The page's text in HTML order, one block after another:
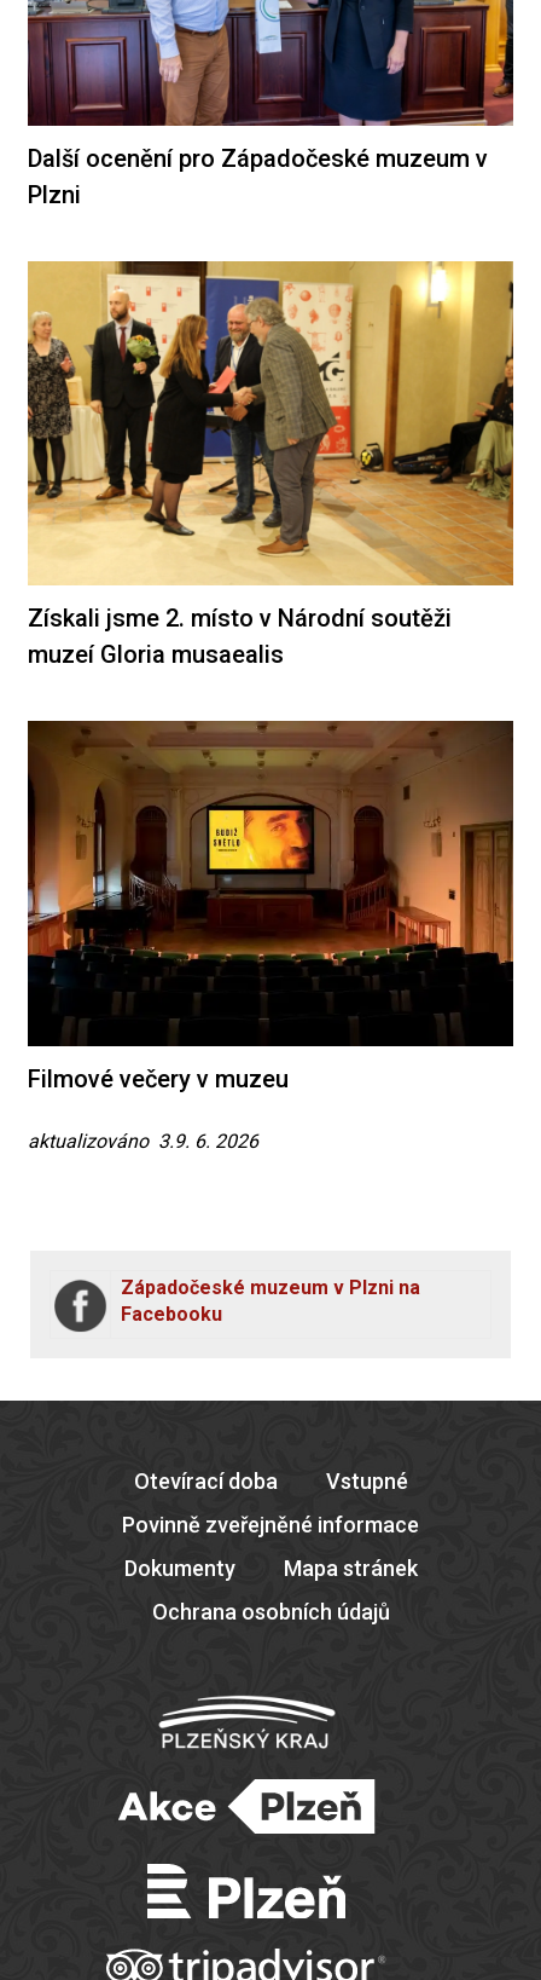
Další ocenění pro Západočeské muzeum v
Plzni
Získali jsme 2. místo v Národní soutěži
muzeí Gloria musaealis
Filmové večery v muzeu
aktualizováno 3.9. 6. 2026
Západočeské muzeum v Plzni na
Facebooku
Otevírací doba
Vstupné
Povinně zveřejněné informace
Dokumenty
Mapa stránek
Ochrana osobních údajů